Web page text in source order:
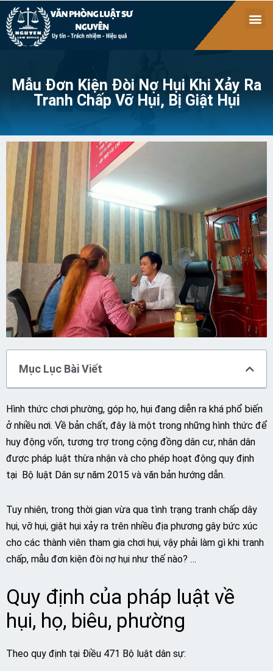
Mẫu Đơn Kiện Đòi Nợ Hụi Khi Xảy Ra
Tranh Chấp Vỡ Hụi, Bị Giật Hụi
Mục Lục Bài Viết
Hình thức chơi phường, góp họ, hụi đang diễn ra khá phổ biến
ở nhiều nơi. Về bản chất, đây là một trong những hình thức để
huy động vốn, tương trợ trong cộng đồng dân cư, nhân dân
được pháp luật thừa nhận và cho phép hoạt động quy định
tại Bộ luật Dân sự năm 2015 và văn bản hướng dẫn.
Tuy nhiên, trong thời gian vừa qua tình trạng tranh chấp dây
hụi, vỡ hụi, giật hụi xảy ra trên nhiều địa phương gây bức xúc
cho các thành viên tham gia chơi hụi, vậy phải làm gì khi tranh
chấp, mẫu đơn kiện đòi nợ hụi như thế nào? …
Quy định của pháp luật về
hụi, họ, biêu, phường
Theo quy định tại Điều 471 Bộ luật dân sự: